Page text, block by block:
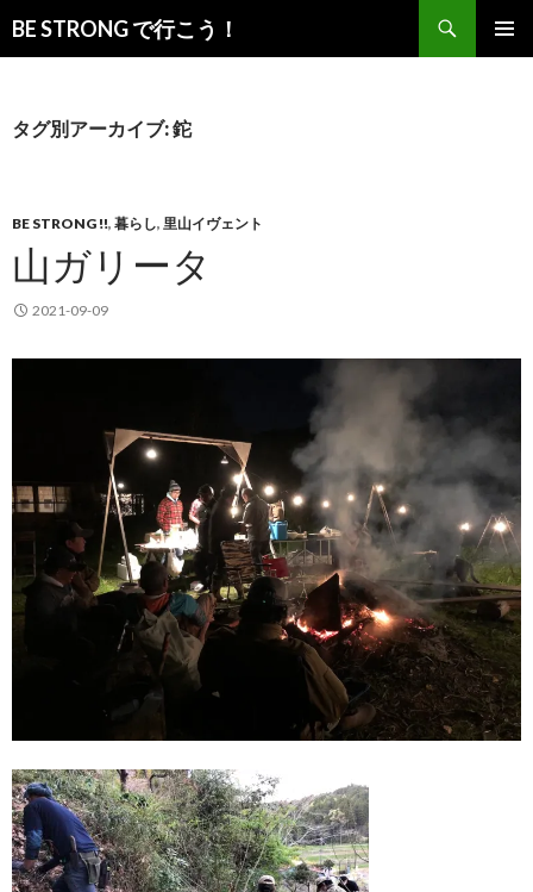
BE STRONG で行こう！
索
ン
動
タグ別アーカイブ: 鉈
BE STRONG !!, 暮らし, 里山イヴェント
山ガリータ
2021-09-09